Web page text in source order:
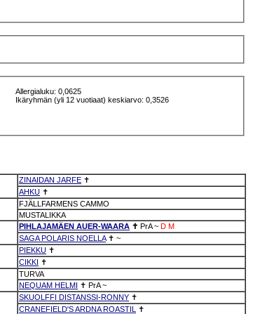
Allergialuku: 0,0625
Ikäryhmän (yli 12 vuotiaat) keskiarvo: 0,3526
ZINAIDAN JARFE ✝
AHKU ✝
FJÄLLFARMENS CAMMO
MUSTALIKKA
PIHLAJAMÄEN AUER-WAARA ✝ PrA ~ D M
SAGA POLARIS NOELLA✝ ~
PIEKKU ✝
CIKKI ✝
TURVA
NEQUAM HELMI ✝ PrA ~
SKUOLFFI DISTANSSI-RONNY ✝
CRANEFIELD'S ARDNA ROASTIL
✝